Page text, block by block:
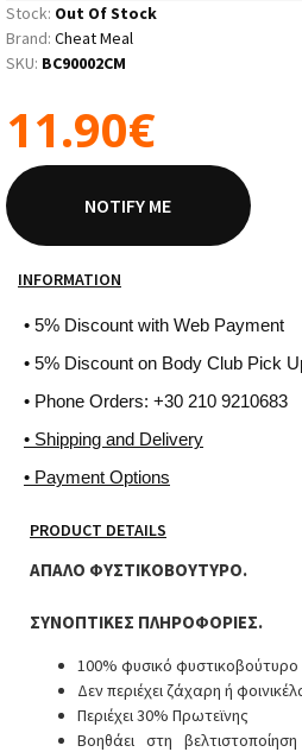
Stock: Out Of Stock
Brand: Cheat Meal
SKU: BC90002CM
11.90€
NOTIFY ME
INFORMATION
• 5% Discount with Web Payment
• 5% Discount on Body Club Pick
• Phone Orders: +30 210 9210683
• Shipping and Delivery
• Payment Options
PRODUCT DETAILS
ΑΠΑΛΟ ΦΥΣΤΙΚΟΒΟΥΤΥΡΟ.
ΣΥΝΟΠΤΙΚΕΣ ΠΛΗΡΟΦΟΡΙΕΣ.
100% φυσικό φυστικοβούτυρο
Δεν περιέχει ζάχαρη ή
Περιέχει 30% Πρωτεϊνης
Βοηθάει στη